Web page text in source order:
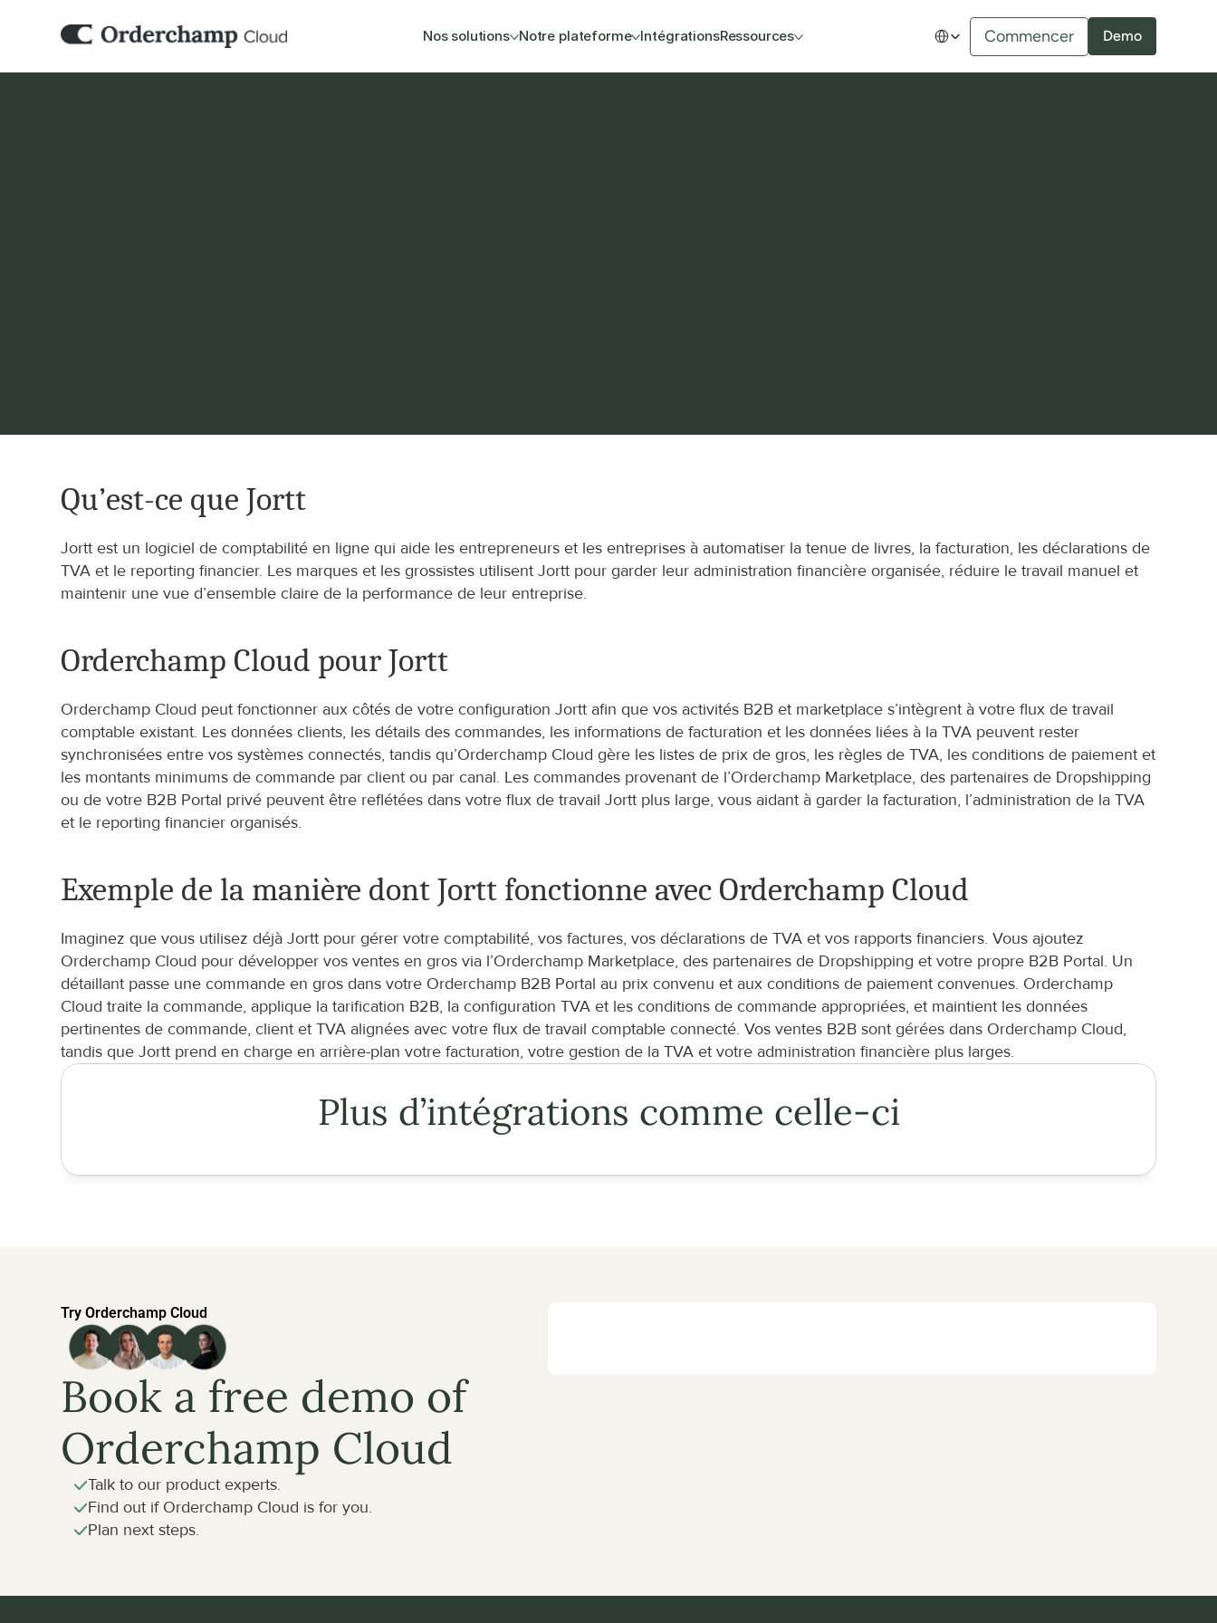
Nos solutions Notre plateforme IntégrationsRessources
Select Language
Commencer Demo
Qu’est-ce que Jortt
Jortt est un logiciel de comptabilité en ligne qui aide les entrepreneurs et les entreprises à automatiser la tenue de livres, la facturation, les déclarations de
TVA et le reporting financier. Les marques et les grossistes utilisent Jortt pour garder leur administration financière organisée, réduire le travail manuel et
maintenir une vue d’ensemble claire de la performance de leur entreprise.
Orderchamp Cloud pour Jortt
Orderchamp Cloud peut fonctionner aux côtés de votre configuration Jortt afin que vos activités B2B et marketplace s’intègrent à votre flux de travail
comptable existant. Les données clients, les détails des commandes, les informations de facturation et les données liées à la TVA peuvent rester
synchronisées entre vos systèmes connectés, tandis qu’Orderchamp Cloud gère les listes de prix de gros, les règles de TVA, les conditions de paiement et
les montants minimums de commande par client ou par canal. Les commandes provenant de l’Orderchamp Marketplace, des partenaires de Dropshipping
ou de votre B2B Portal privé peuvent être reflétées dans votre flux de travail Jortt plus large, vous aidant à garder la facturation, l’administration de la TVA
et le reporting financier organisés.
Exemple de la manière dont Jortt fonctionne avec Orderchamp Cloud
Imaginez que vous utilisez déjà Jortt pour gérer votre comptabilité, vos factures, vos déclarations de TVA et vos rapports financiers. Vous ajoutez
Orderchamp Cloud pour développer vos ventes en gros via l’Orderchamp Marketplace, des partenaires de Dropshipping et votre propre B2B Portal. Un
détaillant passe une commande en gros dans votre Orderchamp B2B Portal au prix convenu et aux conditions de paiement convenues. Orderchamp
Cloud traite la commande, applique la tarification B2B, la configuration TVA et les conditions de commande appropriées, et maintient les données
pertinentes de commande, client et TVA alignées avec votre flux de travail comptable connecté. Vos ventes B2B sont gérées dans Orderchamp Cloud,
tandis que Jortt prend en charge en arrière-plan votre facturation, votre gestion de la TVA et votre administration financière plus larges.
Plus d’intégrations comme celle-ci
Try Orderchamp Cloud
Book a free demo of
Orderchamp Cloud
Talk to our product experts.
Find out if Orderchamp Cloud is for you.
Plan next steps.